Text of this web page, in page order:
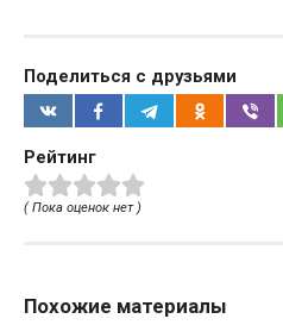
Поделиться с друзьями
Рейтинг
( Пока оценок нет )
Похожие материалы